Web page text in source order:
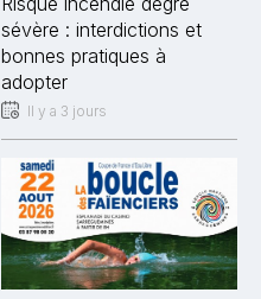
sévère : interdictions et
bonnes pratiques à
adopter
Il y a 3 jours